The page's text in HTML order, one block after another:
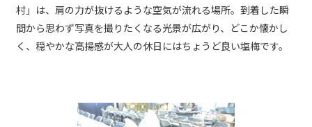
村」は、肩の力が抜けるような空気が流れる場所。到着した瞬
間から思わず写真を撮りたくなる光景が広がり、どこか懐かし
く、穏やかな高揚感が大人の休日にはちょうど良い塩梅です。